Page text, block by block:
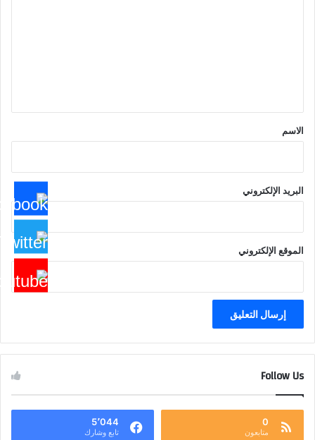
*
الاسم
البريد الإلكتروني
الموقع الإلكتروني
Follow Us
0
متابعون
5٬044
تابع وشارك